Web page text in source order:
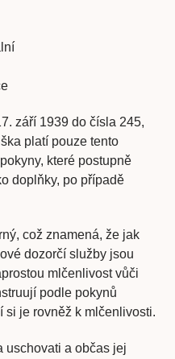
září 1939 do čísla 245,
platí pouze tento
které postupně
doplňky, po případě
což znamená, že jak
dozorčí služby jsou
mlčenlivost vůči
podle pokynů
si je rovněž k mlčenlivosti.
uschovati a občas jej